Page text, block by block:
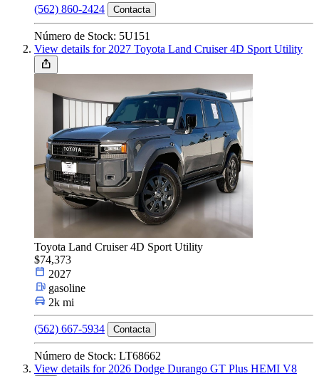
Tamaño
Fuel Type
Marca y modelo
Características
(562) 860-2424 Contacta
Número de Stock: 5U151
View details for 2027 Toyota Land Cruiser 4D Sport Utility
Toyota Land Cruiser 4D Sport Utility
$74,373
2027
gasoline
2k mi
(562) 667-5934 Contacta
Número de Stock: LT68662
View details for 2026 Dodge Durango GT Plus HEMI V8